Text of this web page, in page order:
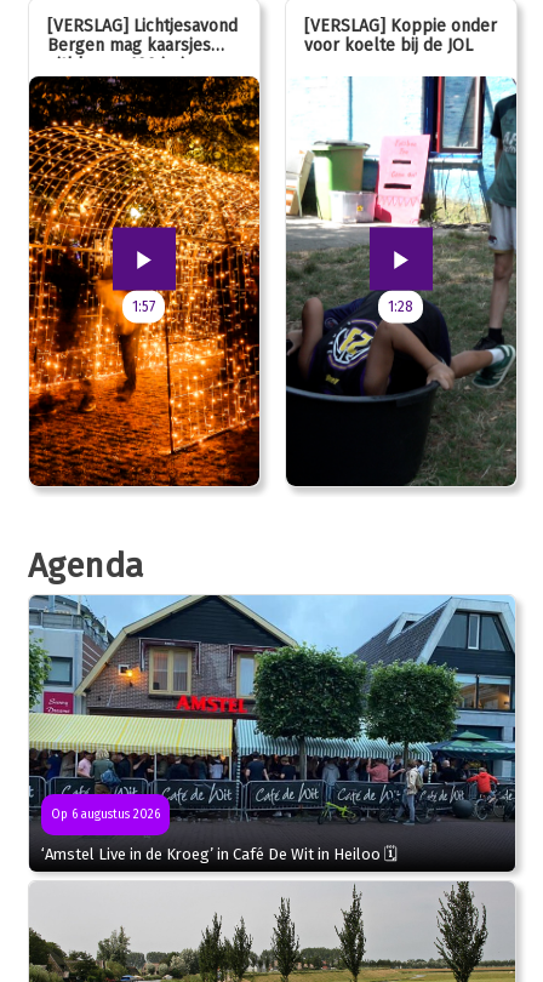
[VERSLAG] Lichtjesavond
Bergen mag kaarsjes
uitblazen: 100 jarig
jubileum!
1:57
[VERSLAG] Koppie onder
voor koelte bij de JOL
1:28
Agenda
Op 6 augustus 2026
‘Amstel Live in de Kroeg’ in Café De Wit in Heiloo 🗓